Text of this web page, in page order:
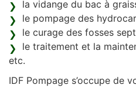
la vidange du bac à
le pompage des
le curage des fosses
le traitement et la
etc.
IDF Pompage s’occupe de